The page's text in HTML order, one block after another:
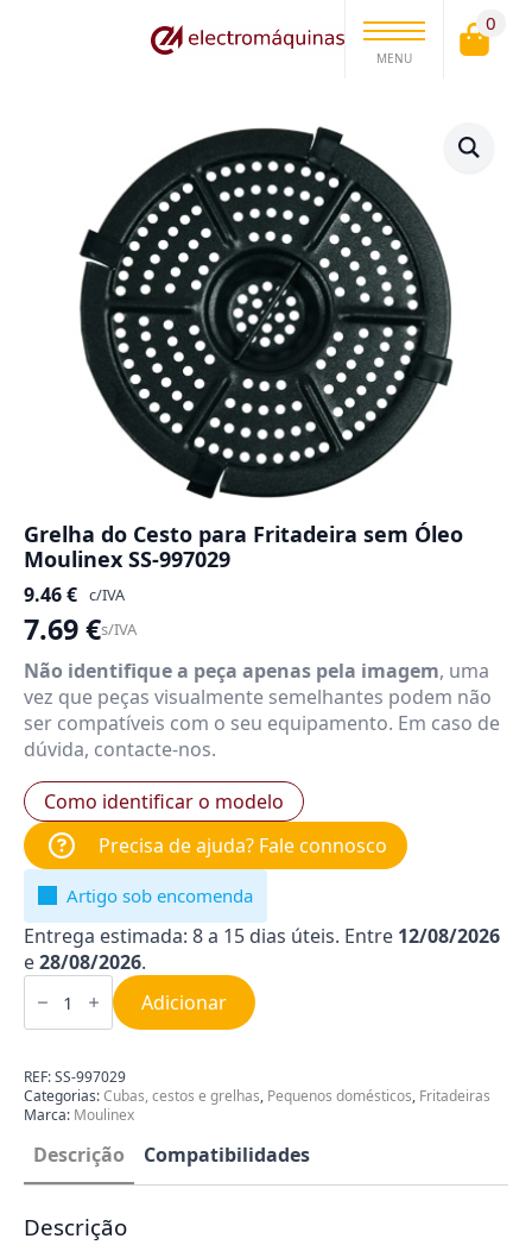
MENU
0
Grelha do Cesto para Fritadeira sem Óleo
Moulinex SS-997029
9.46€ c/IVA
7.69€s/IVA
Não identifique a peça apenas pela imagem, uma
vez que peças visualmente semelhantes podem não
ser compatíveis com o seu equipamento. Em caso de
dúvida, contacte-nos.
Como identificar o modelo
Precisa de ajuda? Fale connosco
Artigo sob encomenda
Entrega estimada: 8 a 15 dias úteis. Entre 12/08/2026
e28/08/2026.
Quantidade
de
Grelha
do
para
Fritadeira
sem
Óleo
Moulinex
SS-
997029
Adicionar
REF:SS-997029
Categorias:Cubas, cestos e grelhas, Pequenos domésticos, Fritadeiras
Marca: Moulinex
Descrição Compatibilidades
Descrição